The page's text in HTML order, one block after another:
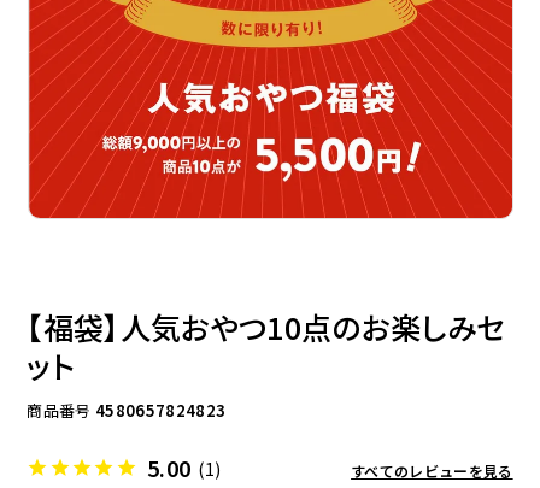
ドッグフード トッピング
【福袋】人気おやつ10点のお楽しみセ
ット
商品番号 4580657824823
5.00 (1) すべてのレビューを見る